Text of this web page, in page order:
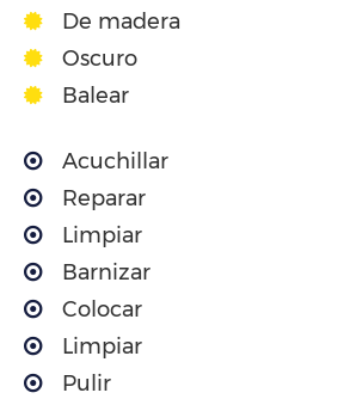
De madera
Oscuro
Balear
Acuchillar
Reparar
Limpiar
Barnizar
Colocar
Limpiar
Pulir